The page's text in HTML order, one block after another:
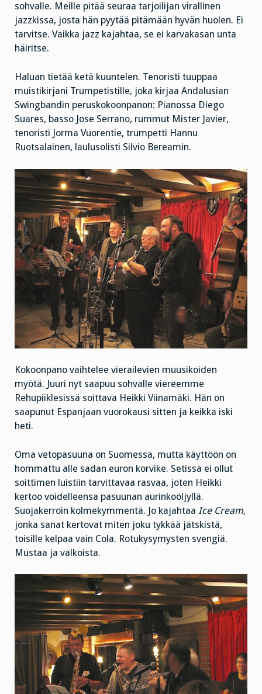
sohvalle. Meille pitää seuraa tarjoilijan virallinen
jazzkissa, josta hän pyytää pitämään hyvän huolen. Ei
tarvitse. Vaikka jazz kajahtaa, se ei karvakasan unta
häiritse.
Haluan tietää ketä kuuntelen. Tenoristi tuuppaa
muistikirjani Trumpetistille, joka kirjaa Andalusian
Swingbandin peruskokoonpanon: Pianossa Diego
Suares, basso Jose Serrano, rummut Mister Javier,
tenoristi Jorma Vuorentie, trumpetti Hannu
Ruotsalainen, laulusolisti Silvio Bereamin.
Kokoonpano vaihtelee vierailevien muusikoiden
myötä. Juuri nyt saapuu sohvalle viereemme
Rehupiiklesissä soittava Heikki Viinamäki. Hän on
saapunut Espanjaan vuorokausi sitten ja keikka iski
heti.
Oma vetopasuuna on Suomessa, mutta käyttöön on
hommattu alle sadan euron korvike. Setissä ei ollut
soittimen luistiin tarvittavaa rasvaa, joten Heikki
kertoo voidelleensa pasuunan aurinkoöljyllä.
Suojakerroin kolmekymmentä. Jo kajahtaa Ice Cream,
jonka sanat kertovat miten joku tykkää jätskistä,
toisille kelpaa vain Cola. Rotukysymysten svengiä.
Mustaa ja valkoista.